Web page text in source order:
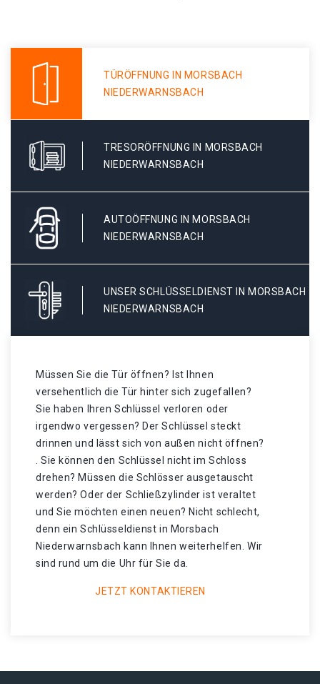
TÜRÖFFNUNG IN MORSBACH
NIEDERWARNSBACH
TRESORÖFFNUNG IN MORSBACH
NIEDERWARNSBACH
AUTOÖFFNUNG IN MORSBACH
NIEDERWARNSBACH
UNSER SCHLÜSSELDIENST IN MORSBACH
NIEDERWARNSBACH
Müssen Sie die Tür öffnen? Ist Ihnen
versehentlich die Tür hinter sich zugefallen?
Sie haben Ihren Schlüssel verloren oder
irgendwo vergessen? Der Schlüssel steckt
drinnen und lässt sich von außen nicht öffnen?
. Sie können den Schlüssel nicht im Schloss
drehen? Müssen die Schlösser ausgetauscht
werden? Oder der Schließzylinder ist veraltet
und Sie möchten einen neuen? Nicht schlecht,
denn ein Schlüsseldienst in Morsbach
Niederwarnsbach kann Ihnen weiterhelfen. Wir
sind rund um die Uhr für Sie da.
JETZT KONTAKTIEREN